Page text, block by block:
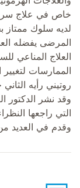
خاص في علاج
لديه سلوك ممتاز
المرضى يفضله
العلاج المناعي
الممارسات
روتيني رأيه
وقد نشر الدكتور
التي راجعها
وقدم في العديد